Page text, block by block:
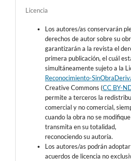
Licencia
Los autores/as conservarán
derechos de autor sobre su
garantizarán a la revista el
primera publicación, el cuál
simultáneamente sujeto a la
Reconocimiento-
Creative Commons (CC BY-
permite a terceros la
comercial y no comercial,
cuando la obra no se
transmita en su totalidad,
reconociendo su autoría.
Los autores/as podrán
acuerdos de licencia no